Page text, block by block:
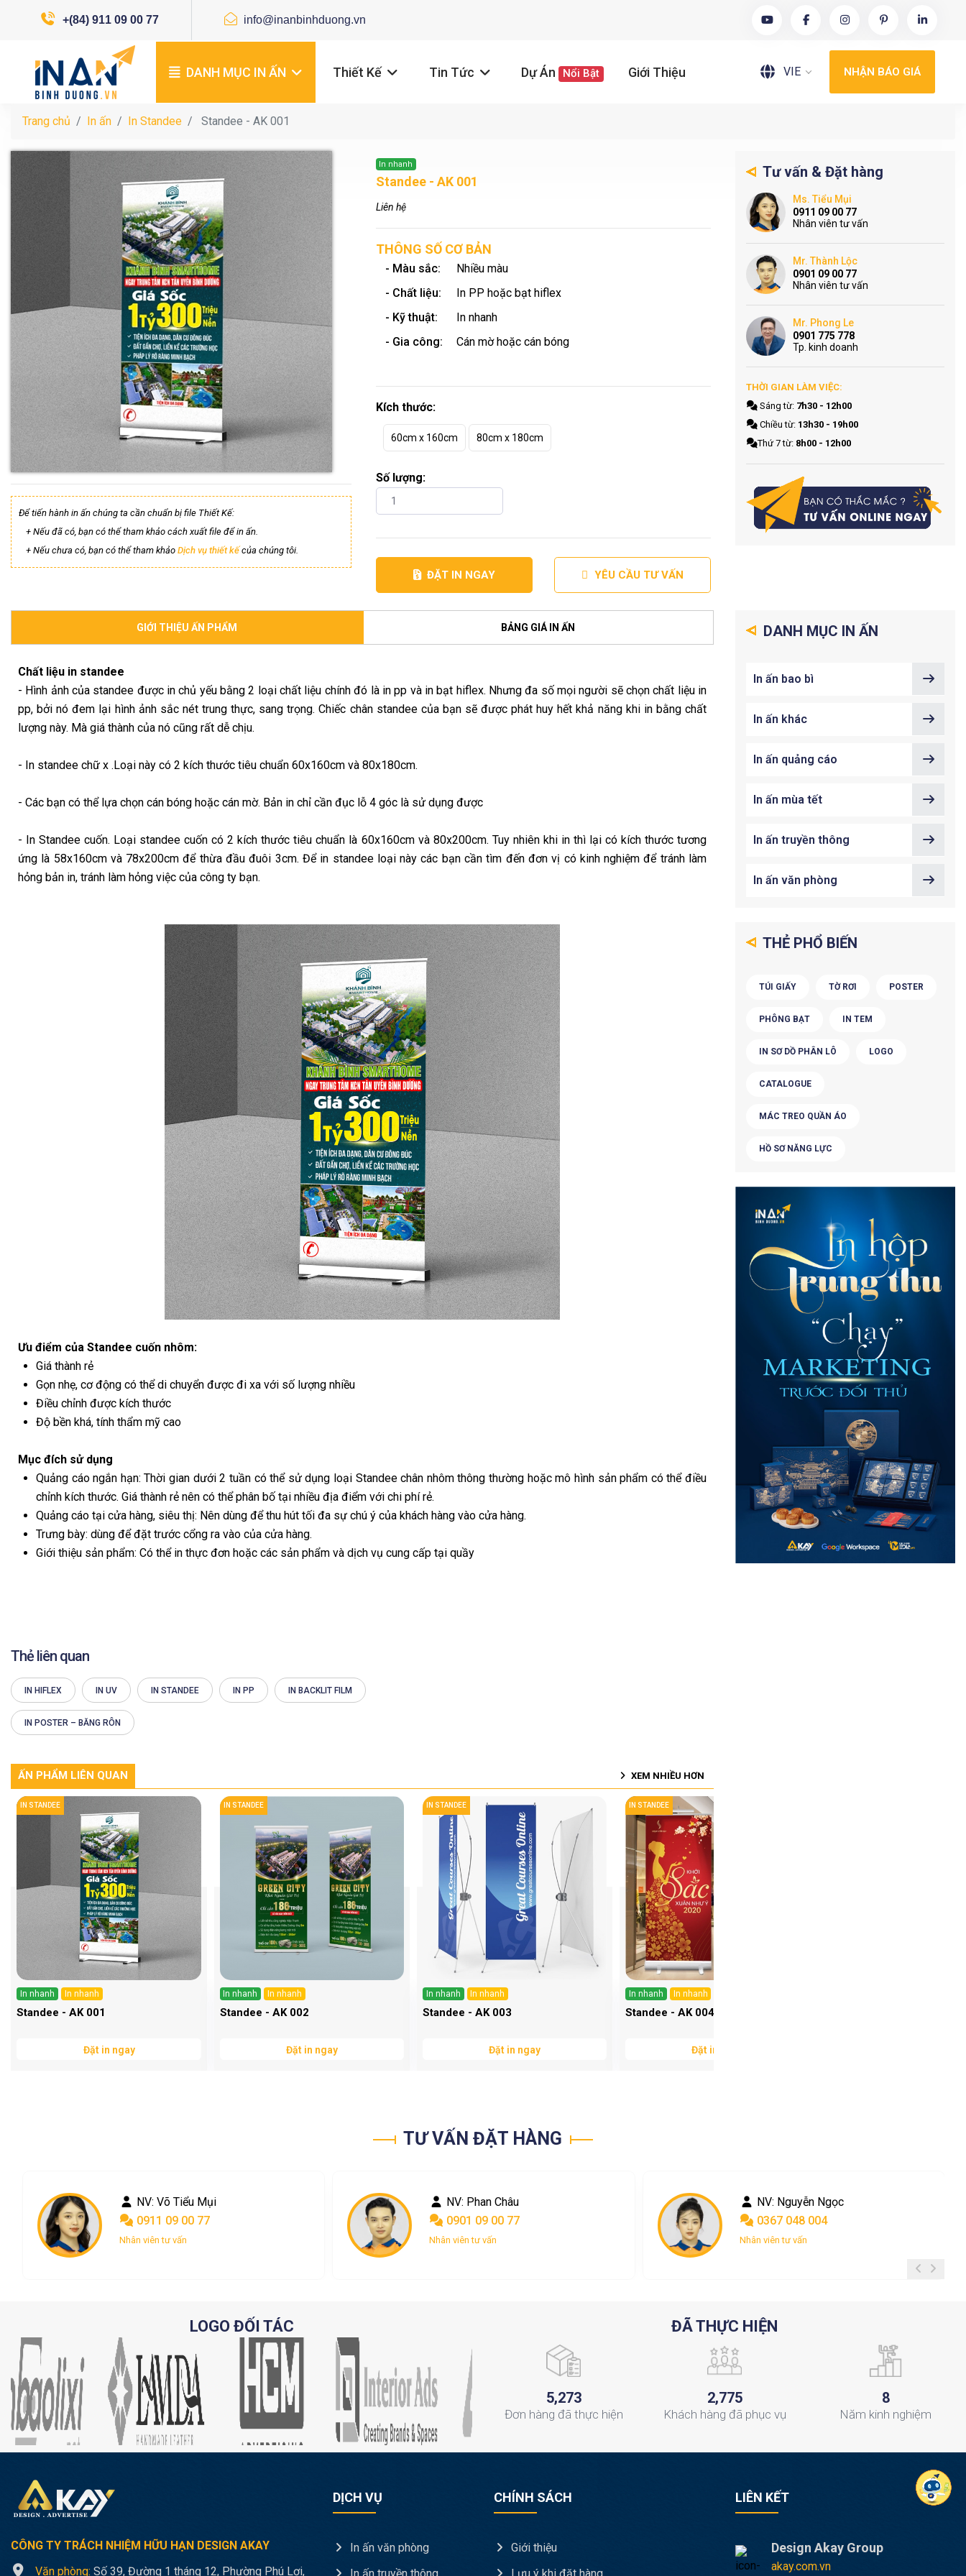
+(84) 911 09 00 77 info@inanbinhduong.vn
DANH MỤC IN ẤN Thiết Kế Tin Tức Dự Án Nổi Bật Giới Thiệu VIE NHẬN BÁO GIÁ
Trang chủ In ấn In Standee Standee - AK 001
Để tiến hành in ấn chúng ta cần chuẩn bị file Thiết Kế:
+ Nếu đã có, bạn có thể tham khảo cách xuất file để in ấn.
+ Nếu chưa có, bạn có thể tham khảo Dịch vụ thiết kếcủa chúng tôi.
In nhanh
Standee - AK 001
Liên hệ
THÔNG SỐ CƠ BẢN
- Màu sắc:
Nhiều màu
- Chất liệu:
In PP hoặc bạt hiflex
- Kỹ thuật:
In nhanh
- Gia công:
Cán mờ hoặc cán bóng
Kích thước:
60cm x 160cm 80cm x 180cm
Số lượng:
ĐẶT IN NGAY YÊU CẦU TƯ VẤN
Tư vấn & Đặt hàng
Ms. Tiểu Mụi
0911 09 00 77
Nhân viên tư vấn
Mr. Thành Lộc
0901 09 00 77
Nhân viên tư vấn
Mr. Phong Le
0901 775 778
Tp. kinh doanh
THỜI GIAN LÀM VIỆC:
Sáng từ: 7h30 - 12h00
Chiều từ: 13h30 - 19h00
Thứ 7 từ: 8h00 - 12h00
GIỚI THIỆU ẤN PHẨM BẢNG GIÁ IN ẤN
Chất liệu in standee
- Hình ảnh của standee được in chủ yếu bằng 2 loại chất liệu chính đó là in pp và in bạt hiflex. Nhưng đa số mọi người sẽ chọn chất liệu in
pp, bởi nó đem lại hình ảnh sắc nét trung thực, sang trọng. Chiếc chân standee của bạn sẽ được phát huy hết khả năng khi in bằng chất
lượng này. Mà giá thành của nó cũng rất dễ chịu.
- In standee chữ x .Loại này có 2 kích thước tiêu chuẩn 60x160cm và 80x180cm.
- Các bạn có thể lựa chọn cán bóng hoặc cán mờ. Bản in chỉ cần đục lỗ 4 góc là sử dụng được
- In Standee cuốn. Loại standee cuốn có 2 kích thước tiêu chuẩn là 60x160cm và 80x200cm. Tuy nhiên khi in thì lại có kích thước tương
ứng là 58x160cm và 78x200cm để thừa đầu đuôi 3cm. Để in standee loại này các bạn cần tìm đến đơn vị có kinh nghiệm để tránh làm
hỏng bản in, tránh làm hỏng việc của công ty bạn.
Ưu điểm của Standee cuốn nhôm:
Giá thành rẻ
Gọn nhẹ, cơ động có thể di chuyển được đi xa với số lượng nhiều
Điều chỉnh được kích thước
Độ bền khá, tính thẩm mỹ cao
Mục đích sử dụng
Quảng cáo ngắn hạn: Thời gian dưới 2 tuần có thể sử dụng loại Standee chân nhôm thông thường hoặc mô hình sản phẩm có thể điều
chỉnh kích thước. Giá thành rẻ nên có thể phân bố tại nhiều địa điểm với chi phí rẻ.
Quảng cáo tại cửa hàng, siêu thị: Nên dùng để thu hút tối đa sự chú ý của khách hàng vào cửa hàng.
Trưng bày: dùng để đặt trước cổng ra vào của cửa hàng.
Giới thiệu sản phẩm: Có thể in thực đơn hoặc các sản phẩm và dịch vụ cung cấp tại quầy
Thẻ liên quan
IN HIFLEX IN UV IN STANDEE IN PP IN BACKLIT FILM
IN POSTER – BĂNG RÔN
ẤN PHẨM LIÊN QUAN XEM NHIỀU HƠN
IN STANDEE
In nhanh In nhanh
Standee - AK 001
Đặt in ngay
IN STANDEE
In nhanh In nhanh
Standee - AK 002
Đặt in ngay
IN STANDEE
In nhanh In nhanh
Standee - AK 003
Đặt in ngay
IN STANDEE
In nhanh In nhanh
Standee - AK 004
Đặt in ngay
DANH MỤC IN ẤN
In ấn bao bì
In ấn khác
In ấn quảng cáo
In ấn mùa tết
In ấn truyền thông
In ấn văn phòng
THẺ PHỔ BIẾN
TÚI GIẤY TỜ RƠI POSTER
PHÔNG BẠT IN TEM
IN SƠ DỒ PHÂN LÔ LOGO
CATALOGUE
MÁC TREO QUẦN ÁO
HỒ SƠ NĂNG LỰC
TƯ VẤN ĐẶT HÀNG
NV: Phan Châu
0901 09 00 77
Nhân viên tư vấn
NV: Nguyễn Ngọc
0367 048 004
Nhân viên tư vấn
NV: Phong le
0901 775 778
Chăm sóc khách hàng
LOGO ĐỐI TÁC ĐÃ THỰC HIỆN
5,273
Đơn hàng đã thực hiện
2,775
Khách hàng đã phục vụ
8
Năm kinh nghiệm
CÔNG TY TRÁCH NHIỆM HỮU HẠN DESIGN AKAY
Văn phòng: Số 39, Đường 1 tháng 12, Phường Phú Lợi,
DỊCH VỤ
In ấn văn phòng
CHÍNH SÁCH
Giới thiệu
LIÊN KẾT
Design Akay Group
akay.com.vn